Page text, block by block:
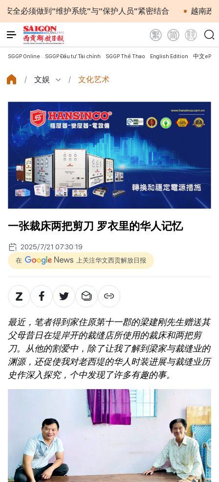
“维护系统”与“保护人员”紧密结合 越南政府总理黎明
SGGP Online SGGP Đầu tư Tài chính SGGP Thể Thao English Edition 中文
文娱 文化艺术
一张裁床两把剪刀 罗衣里的华人记忆
2025/7/21 07:30:19
在 上关注华文西贡解放日报
最近，笔者得到家住原第十一郡的梁建刚先生赠送其
父母昔日在堤岸开的裁缝店所使用的裁床和两把剪
刀。从他的割爱中，除了让我了解到梁家与裁缝业的
渊源，还促使我对老西堤的华人时装进展与裁缝业历
史作深入探究，个中发现了许多有趣的事。